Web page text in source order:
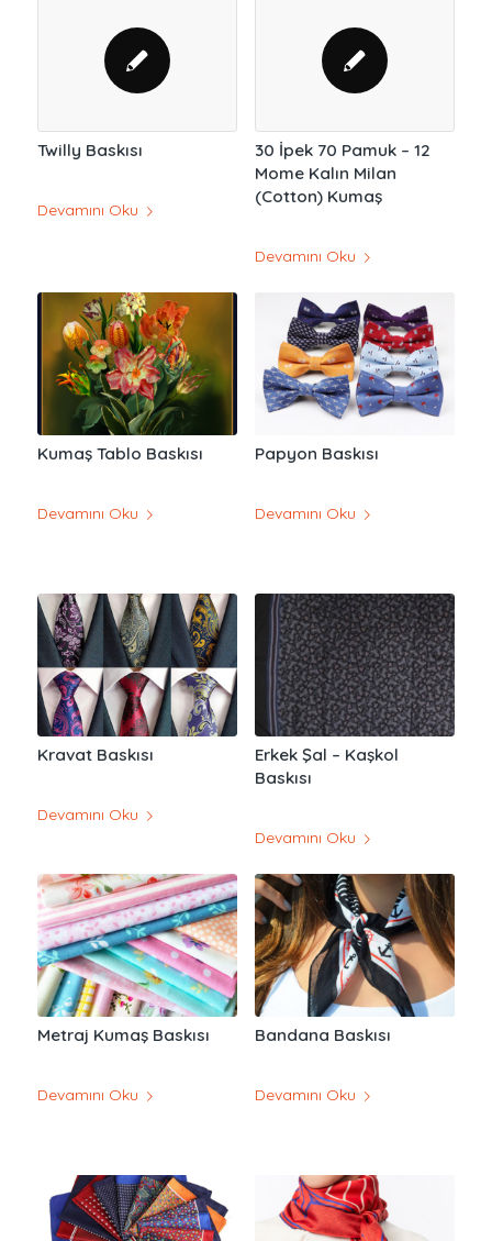
Twilly Baskısı
Devamını Oku
30 İpek 70 Pamuk – 12
Mome Kalın Milan
(Cotton) Kumaş
Devamını Oku
Kumaş Tablo Baskısı
Devamını Oku
Papyon Baskısı
Devamını Oku
Kravat Baskısı
Devamını Oku
Erkek Şal – Kaşkol
Baskısı
Devamını Oku
Metraj Kumaş Baskısı
Devamını Oku
Bandana Baskısı
Devamını Oku